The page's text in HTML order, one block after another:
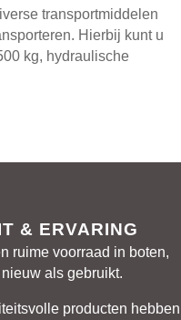
transportmiddelen
Hierbij kunt u
kg, hydraulische
& ERVARING
ruime voorraad in boten,
als gebruikt.
producten hebben